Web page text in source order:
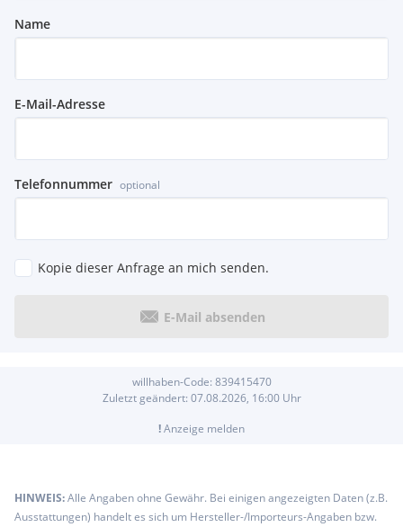
Name
E-Mail-Adresse
Telefonnummer optional
Kopie dieser Anfrage an mich senden.
E-Mail absenden
willhaben-Code: 839415470
Zuletzt geändert: 07.08.2026, 16:00Uhr
!Anzeige melden
HINWEIS:Alle Angaben ohne Gewähr. Bei einigen angezeigten Daten (z.B.
Ausstattungen) handelt es sich um Hersteller-/Importeurs-Angaben bzw.